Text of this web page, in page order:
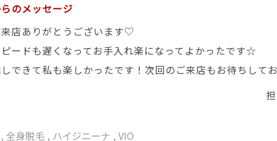
のメッセージ
店ありがとうございます♡
ードも遅くなってお手入れ楽になってよかったです☆
できて私も楽しかったです！次回のご来店もお待ちして
,全身脱毛 , ハイジニーナ ,VIO